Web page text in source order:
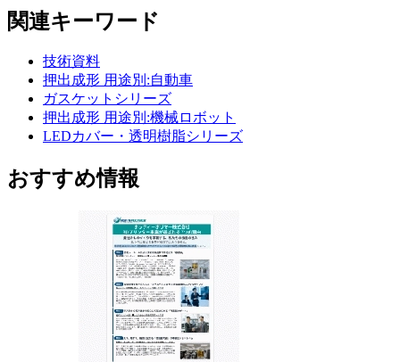
関連キーワード
技術資料
押出成形 用途別:自動車
ガスケットシリーズ
押出成形 用途別:機械ロボット
LEDカバー・透明樹脂シリーズ
おすすめ情報